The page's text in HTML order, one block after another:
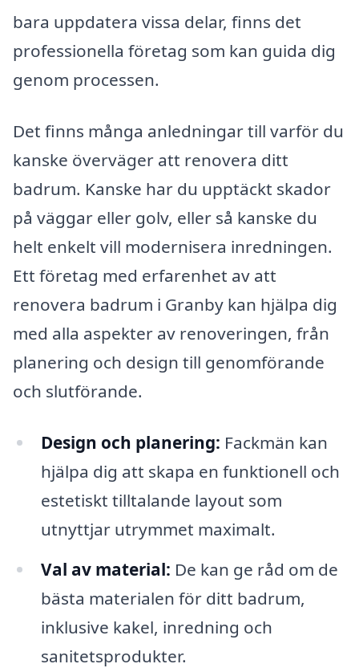
bara uppdatera vissa delar, finns det
professionella företag som kan guida dig
genom processen.
Det finns många anledningar till varför du
kanske överväger att renovera ditt
badrum. Kanske har du upptäckt skador
på väggar eller golv, eller så kanske du
helt enkelt vill modernisera inredningen.
Ett företag med erfarenhet av att
renovera badrum i Granby kan hjälpa dig
med alla aspekter av renoveringen, från
planering och design till genomförande
och slutförande.
Design och planering: Fackmän kan
hjälpa dig att skapa en funktionell och
estetiskt tilltalande layout som
utnyttjar utrymmet maximalt.
Val av material: De kan ge råd om de
bästa materialen för ditt badrum,
inklusive kakel, inredning och
sanitetsprodukter.